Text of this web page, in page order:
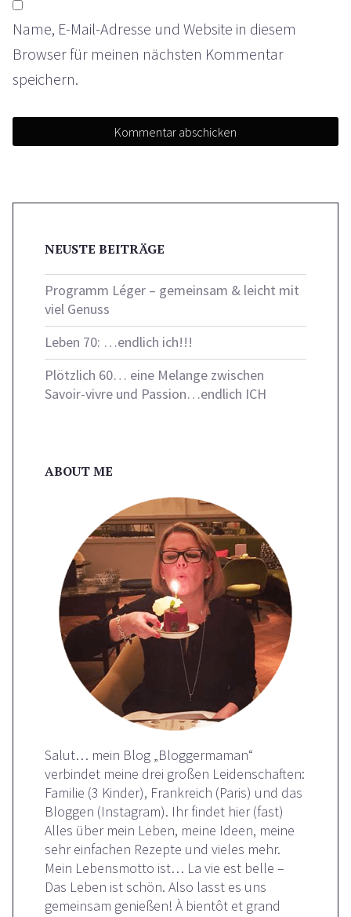
Name, E-Mail-Adresse und Website in diesem
Browser für meinen nächsten Kommentar
speichern.
NEUSTE BEITRÄGE
Programm Léger – gemeinsam & leicht mit
viel Genuss
Leben 70: …endlich ich!!!
Plötzlich 60… eine Melange zwischen
Savoir-vivre und Passion…endlich ICH
ABOUT ME
Salut… mein Blog „Bloggermaman“
verbindet meine drei großen Leidenschaften:
Familie (3 Kinder), Frankreich (Paris) und das
Bloggen (Instagram). Ihr findet hier (fast)
Alles über mein Leben, meine Ideen, meine
sehr einfachen Rezepte und vieles mehr.
Mein Lebensmotto ist… La vie est belle –
Das Leben ist schön. Also lasst es uns
gemeinsam genießen! À bientôt et grand